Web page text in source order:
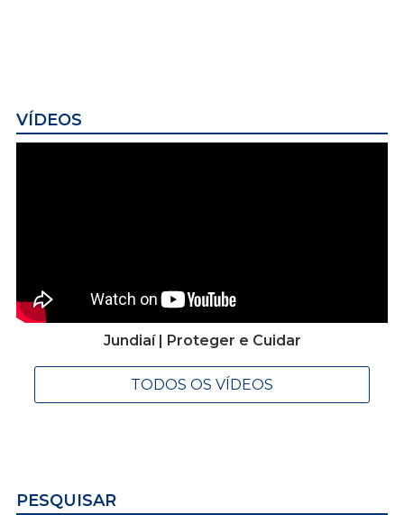
VÍDEOS
Jundiaí | Proteger e Cuidar
TODOS OS VÍDEOS
PESQUISAR